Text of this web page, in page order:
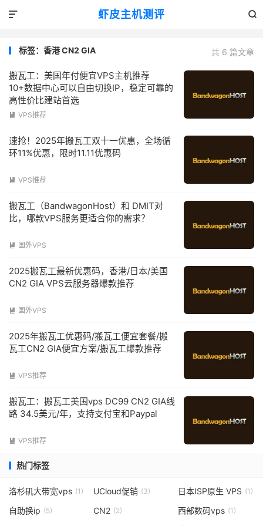
虾皮主机测评 

共 6 篇文章
标签：香港 CN2 GIA
搬瓦工：美国年付便宜VPS主机推荐
10+数据中心可以自由切换IP，稳定可靠的
高性价比建站首选
 VPS推荐
速抢！2025年搬瓦工双十一优惠，全场循
环11%优惠，限时11.11优惠码
 VPS推荐
搬瓦工（BandwagonHost）和 DMIT对
比，哪款VPS服务更适合你的需求？
 国外VPS
2025搬瓦工最新优惠码，香港/日本/美国
CN2 GIA VPS云服务器爆款推荐
 国外VPS
2025年搬瓦工优惠码/搬瓦工便宜套餐/搬
瓦工CN2 GIA便宜方案/搬瓦工爆款推荐
 VPS推荐
搬瓦工：搬瓦工美国vps DC99 CN2 GIA线
路 34.5美元/年，支持支付宝和Paypal
 VPS推荐
热门标签
洛杉矶大带宽vps (1) UCloud促销 (3) 日本ISP原生 VPS (1)
自助换ip (5) CN2 (2) 西部数码vps (1)